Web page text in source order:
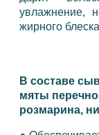
увлажнение,
жирного
В составе
мяты
розмарина,